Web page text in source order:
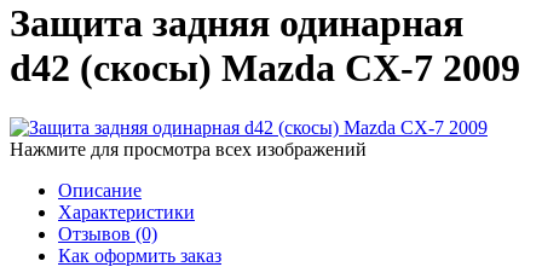
Защита задняя одинарная
d42 (скосы) Mazda CX-7 2009
Нажмите для просмотра всех изображений
Описание
Характеристики
Отзывов (0)
Как оформить заказ